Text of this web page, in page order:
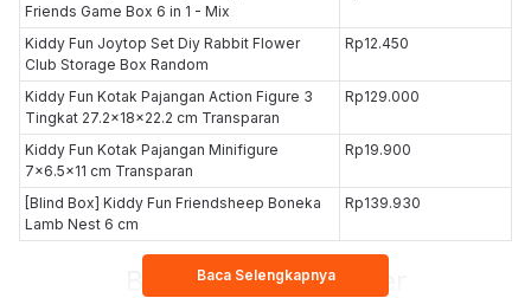
Friends Game Box 6 in 1 - Mix
Kiddy Fun Joytop Set Diy Rabbit Flower
Club Storage Box Random
Rp12.450
Kiddy Fun Kotak Pajangan Action Figure 3
Tingkat 27.2x18x22.2 cm Transparan
Rp129.000
Kiddy Fun Kotak Pajangan Minifigure
7x6.5x11 cm Transparan
Rp19.900
[Blind Box] Kiddy Fun Friendsheep Boneka
Lamb Nest 6 cm
Rp139.930
Box Kontainer-6-liter
Baca Selengkapnya